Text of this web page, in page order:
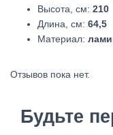
Высота, см: 210
Длина, см: 64,5
Материал:
Отзывов пока нет.
Будьте